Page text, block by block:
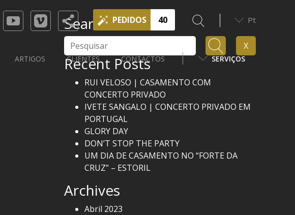
PEDIDOS 40 Pt
ARTIGOS CLIENTES CONTACTOS SERVIÇOS
Search
Pesquisar X
Recent Posts
RUI VELOSO | CASAMENTO COM
CONCERTO PRIVADO
IVETE SANGALO | CONCERTO PRIVADO EM
PORTUGAL
GLORY DAY
DON’T STOP THE PARTY
UM DIA DE CASAMENTO NO “FORTE DA
CRUZ” – ESTORIL
Archives
Abril 2023